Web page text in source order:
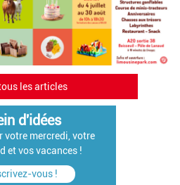
les articles
d'idées
votre mercredi, votre
et vos vacances !
vous !